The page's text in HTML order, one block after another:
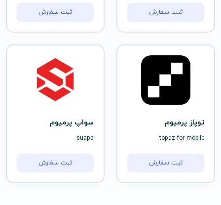
ثبت سفارش ثبت سفارش
توپاز پرمیوم
topaz for mobile
ثبت سفارش
سواپ پرمیوم
suapp
ثبت سفارش